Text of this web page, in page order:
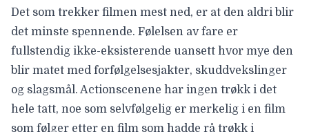
Det som trekker filmen mest ned, er at den aldri blir
det minste spennende. Følelsen av fare er
fullstendig ikke-eksisterende uansett hvor mye den
blir matet med forfølgelsesjakter, skuddvekslinger
og slagsmål. Actionscenene har ingen trøkk i det
hele tatt, noe som selvfølgelig er merkelig i en film
som følger etter en film som hadde rå trøkk i